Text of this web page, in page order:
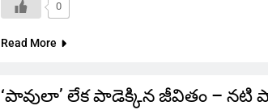
0
Read More
‘పావులా’ లేక పాడెక్కిన జీవితం –